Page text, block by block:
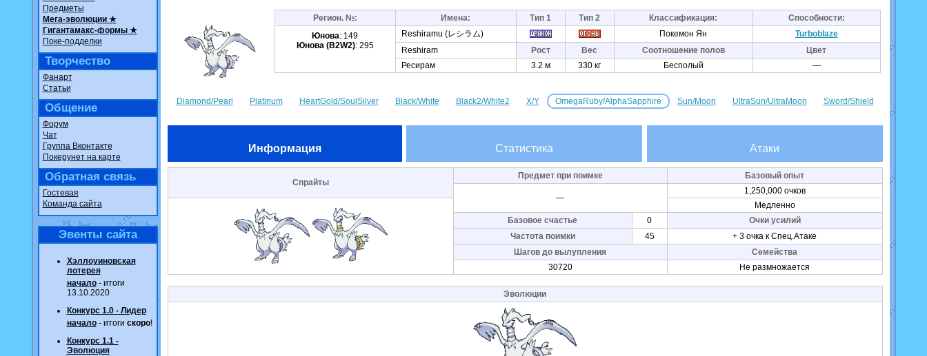
Предметы
Мега-эволюции ★
Гигантамакс-формы ★
Поке-подделки
Творчество
Фанарт
Статьи
Общение
Форум
Чат
Группа Вконтакте
Покерунет на карте
Обратная связь
Гостевая
Команда сайта
Эвенты сайта
Хэллоуиновская
лотерея
начало- итоги
13.10.2020
Конкурс 1.0 - Лидер
начало- итоги скоро!
Конкурс 1.1 -
Эволюция
Регион. №: Имена: Тип 1 Тип 2 Классификация:
Способности:
Юнова: 149
Юнова (B2W2): 295
Reshiramu (レシラム) Покемон Ян
Turboblaze
Reshiram
Рост Вес Соотношение полов
Цвет
Ресирам
3.2 м 330 кг Бесполый —
Diamond/Pearl Platinum HeartGold/SoulSilver Black/White Black2/White2 X/Y OmegaRuby/AlphaSapphire Sun/Moon UltraSun/UltraMoon Sword/Shield
Информация Статистика Атаки
Спрайты
Предмет при поимке Базовый опыт
—
1,250,000 очков
Медленно
Базовое счастье
0
Очки усилий
Частота поимки
45
+ 3 очка к Спец.Атаке
Шагов до вылупления
Семейства
30720
Не размножается
Эволюции